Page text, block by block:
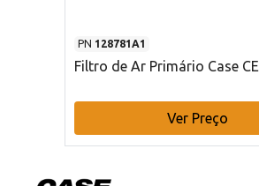
PN 128781A1
Filtro de Ar Primário Case CE
Ver Preço